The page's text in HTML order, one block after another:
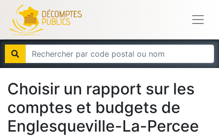
Choisir un rapport sur les
comptes et budgets de
Englesqueville-La-Percee